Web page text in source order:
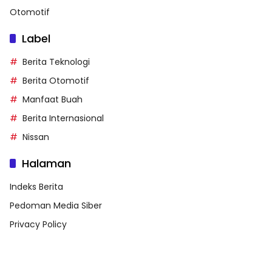
Otomotif
Label
Berita Teknologi
Berita Otomotif
Manfaat Buah
Berita Internasional
Nissan
Halaman
Indeks Berita
Pedoman Media Siber
Privacy Policy